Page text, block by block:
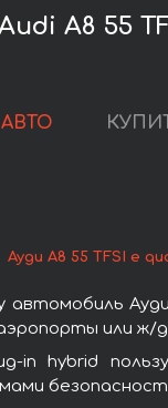
A8 55
Ауди A8 55 TFSI e
или ж/д
in hybrid